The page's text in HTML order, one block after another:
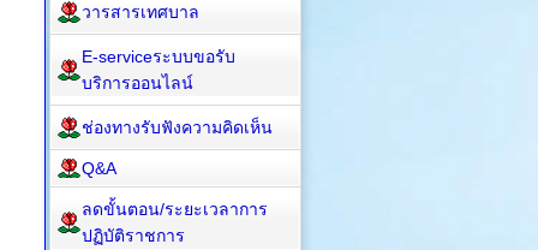
วารสารเทศบาล
E-serviceระบบขอรับ
บริการออนไลน์
ช่องทางรับฟังความคิดเห็น
Q&A
ลดขั้นตอน/ระยะเวลาการ
ปฏิบัติราชการ